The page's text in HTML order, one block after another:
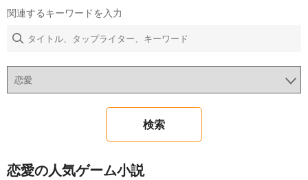
関連するキーワードを入力
恋愛の人気ゲーム小説